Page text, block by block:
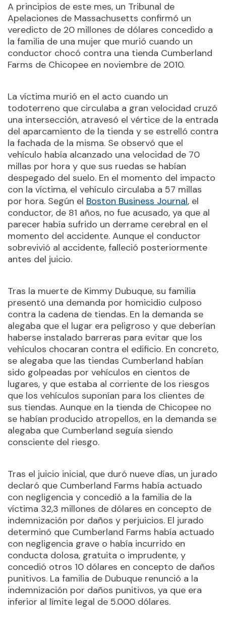
A principios de este mes, un Tribunal de
Apelaciones de Massachusetts confirmó un
veredicto de 20 millones de dólares concedido a
la familia de una mujer que murió cuando un
conductor chocó contra una tienda Cumberland
Farms de Chicopee en noviembre de 2010.
La víctima murió en el acto cuando un
todoterreno que circulaba a gran velocidad cruzó
una intersección, atravesó el vértice de la entrada
del aparcamiento de la tienda y se estrelló contra
la fachada de la misma. Se observó que el
vehículo había alcanzado una velocidad de 70
millas por hora y que sus ruedas se habían
despegado del suelo. En el momento del impacto
con la víctima, el vehículo circulaba a 57 millas
por hora. Según el Boston Business Journal, el
conductor, de 81 años, no fue acusado, ya que al
parecer había sufrido un derrame cerebral en el
momento del accidente. Aunque el conductor
sobrevivió al accidente, falleció posteriormente
antes del juicio.
Tras la muerte de Kimmy Dubuque, su familia
presentó una demanda por homicidio culposo
contra la cadena de tiendas. En la demanda se
alegaba que el lugar era peligroso y que deberían
haberse instalado barreras para evitar que los
vehículos chocaran contra el edificio. En concreto,
se alegaba que las tiendas Cumberland habían
sido golpeadas por vehículos en cientos de
lugares, y que estaba al corriente de los riesgos
que los vehículos suponían para los clientes de
sus tiendas. Aunque en la tienda de Chicopee no
se habían producido atropellos, en la demanda se
alegaba que Cumberland seguía siendo
consciente del riesgo.
Tras el juicio inicial, que duró nueve días, un jurado
declaró que Cumberland Farms había actuado
con negligencia y concedió a la familia de la
víctima 32,3 millones de dólares en concepto de
indemnización por daños y perjuicios. El jurado
determinó que Cumberland Farms había actuado
con negligencia grave o había incurrido en
conducta dolosa, gratuita o imprudente, y
concedió otros 10 dólares en concepto de daños
punitivos. La familia de Dubuque renunció a la
indemnización por daños punitivos, ya que era
inferior al límite legal de 5.000 dólares.